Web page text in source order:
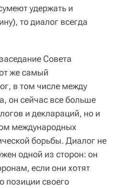
удержать и
то диалог всегда
Совета
же самый
в том числе между
он сейчас все больше
и деклараций, но и
международных
борьбы. Диалог не
одной из сторон: он
если они хотят
позиции своего